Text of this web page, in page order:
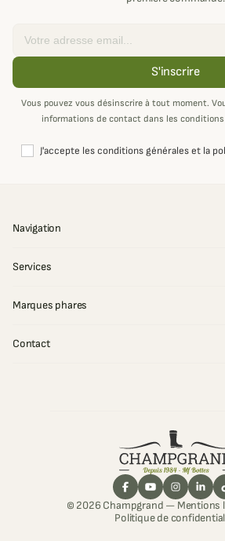
S'inscrire
Vous pouvez vous désinscrire à tout moment.
informations de contact dans les
J'accepte les conditions générales et la
Navigation
Services
Marques phares
Contact
© 2026 Champgrand — Mentions
Politique de